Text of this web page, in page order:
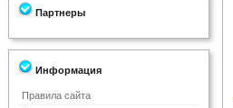
Партнеры
Информация
Правила сайта